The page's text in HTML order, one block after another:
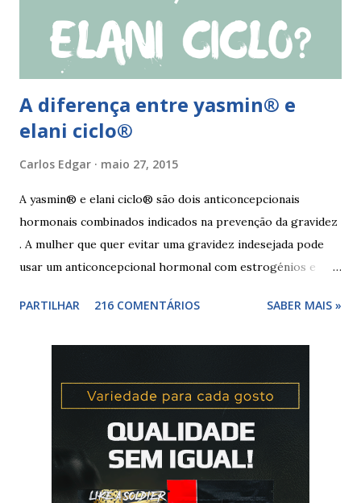
tomando os restantes. Se...
A diferença entre yasmin® e
elani ciclo®
Carlos Edgar maio 27, 2015
A yasmin® e elani ciclo® são dois anticoncepcionais
hormonais combinados indicados na prevenção da gravidez
. A mulher que quer evitar uma gravidez indesejada pode
usar um anticoncepcional hormonal com estrogénios e
para não correr riscos. Os anticoncepcionais yasmin® e
mulher deve tomar um comprimido por dia, seguindo
a ordem da cartela ou blister. No final da cartela ou blister
deve fazer uma pausa de 7 dias, para menstruar. A mulher
que usa a elani ciclo® pode ter que tomar seguida, deve
seguir a recomendação de seu médico. A yasmin® e elani
ciclo® são iguais? Sim são, ambas as pílulas têm a
PARTILHAR 216 COMENTÁRIOS SABER MAIS »